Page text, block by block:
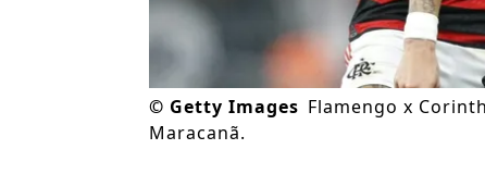
© Getty Images Flamengo x
Maracanã.